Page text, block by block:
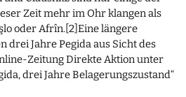
Zeit mehr im Ohr klangen als
oder Afrîn.[2]Eine längere
drei Jahre Pegida aus Sicht des
Zeitung Direkte Aktion unter
drei Jahre Belagerungszustand“